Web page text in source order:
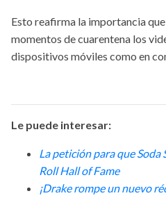
Esto reafirma la importancia
momentos de cuarentena los
dispositivos móviles como en
Le puede interesar:
La petición para que Soda
Roll Hall of Fame
¡Drake rompe un nuevo